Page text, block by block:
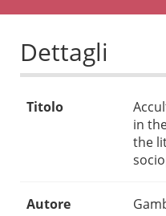
Dettagli
Titolo
in
the
Autore